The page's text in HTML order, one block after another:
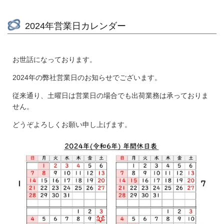
2024年営業日カレンダー
お世話になっております。
2024年の弊社営業日のお知らせでございます。
従来通り、土曜日は営業日の場合でも出荷業務は承っておりま
せん。
どうぞよろしくお願い申し上げます。